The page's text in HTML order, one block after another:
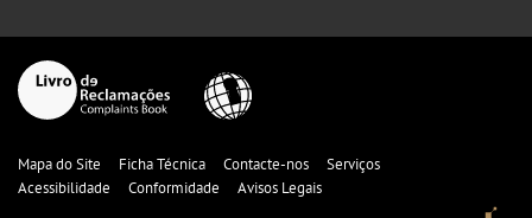
Mapa do Site Ficha Técnica Contacte-nos
Serviços
Acessibilidade
Conformidade Avisos Legais